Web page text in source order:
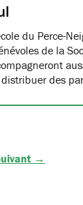
du Perce-
de la
des
→